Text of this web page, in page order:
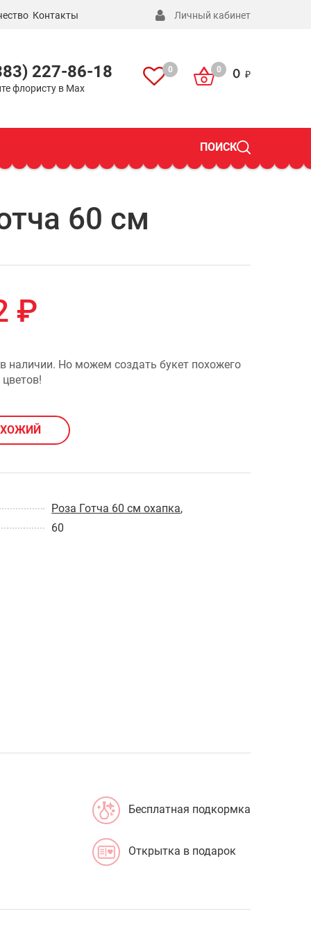
Контакты Личный кабинет
227-86-18
флористу в Max
0 0 0
ПОИСК
60 см
₽
наличии. Но можем создать букет похожего
Роза Готча 60 см охапка,
60
Бесплатная подкормка
Открытка в подарок